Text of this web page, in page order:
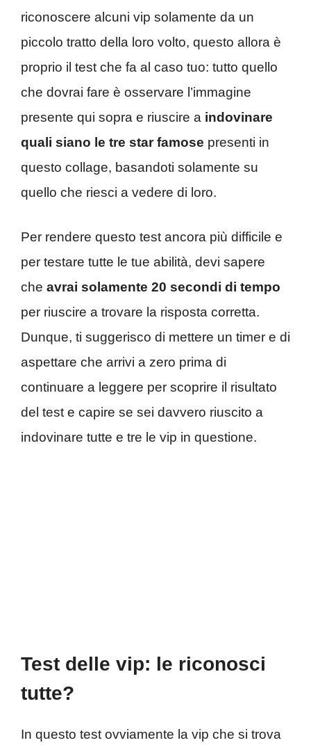
riconoscere alcuni vip solamente da un
piccolo tratto della loro volto, questo allora è
proprio il test che fa al caso tuo: tutto quello
che dovrai fare è osservare l’immagine
presente qui sopra e riuscire a indovinare
quali siano le tre star famose presenti in
questo collage, basandoti solamente su
quello che riesci a vedere di loro.
Per rendere questo test ancora più difficile e
per testare tutte le tue abilità, devi sapere
che avrai solamente 20 secondi di tempo
per riuscire a trovare la risposta corretta.
Dunque, ti suggerisco di mettere un timer e di
aspettare che arrivi a zero prima di
continuare a leggere per scoprire il risultato
del test e capire se sei davvero riuscito a
indovinare tutte e tre le vip in questione.
Test delle vip: le riconosci
tutte?
In questo test ovviamente la vip che si trova